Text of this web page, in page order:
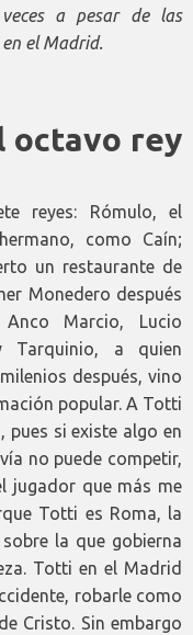
a pesar de las
el Madrid.
octavo rey
reyes: Rómulo, el
como Caín;
un restaurante de
Monedero después
Marcio, Lucio
Tarquinio, a quien
después, vino
popular. A Totti
pues si existe algo en
no puede competir,
jugador que más me
Totti es Roma, la
la que gobierna
Totti en el Madrid
robarle como
Cristo. Sin embargo